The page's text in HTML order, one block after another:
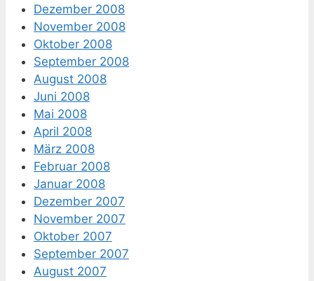
Dezember 2008
November 2008
Oktober 2008
September 2008
August 2008
Juni 2008
Mai 2008
April 2008
März 2008
Februar 2008
Januar 2008
Dezember 2007
November 2007
Oktober 2007
September 2007
August 2007